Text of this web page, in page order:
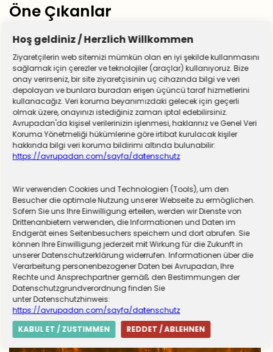
Öne Çıkanlar
Almanya zorunlu askerliğe hazırlanıyor! Sivil
hizmet için düğmeye basıldı
Hoş geldiniz / Herzlich Willkommen
Ziyaretçilerin web sitemizi mümkün olan en iyi şekilde kullanmasını
sağlamak için çerezler ve teknolojiler (araçlar) kullanıyoruz. Bize
onay verirseniz, bir site ziyaretçisinin uç cihazında bilgi ve veri
depolayan ve bunlara buradan erişen üçüncü taraf hizmetlerini
kullanacağız. Veri koruma beyanımızdaki gelecek için geçerli
olmak üzere, onayınızı istediğiniz zaman iptal edebilirsiniz.
Avrupadan'da kişisel verilerinizin işlenmesi, haklarınız ve Genel Veri
Koruma Yönetmeliği hükümlerine göre irtibat kurulacak kişiler
hakkında bilgi veri koruma bildirimi altında bulunabilir:
https://avrupadan.com/sayfa/datenschutz
Wir verwenden Cookies und Technologien (Tools), um den
Besucher die optimale Nutzung unserer Webseite zu ermöglichen.
Sofern Sie uns Ihre Einwilligung erteilen, werden wir Dienste von
Drittenanbietern verwenden, die Informationen und Daten im
Endgerät eines Seitenbesuchers speichern und dort abrufen. Sie
können Ihre Einwilligung jederzeit mit Wirkung für die Zukunft in
unserer Datenschutzerklärung widerrufen. Informationen über die
Verarbeitung personenbezogener Daten bei Avrupadan, Ihre
Rechte und Ansprechpartner gemäß den Bestimmungen der
Datenschutzgrundverordnung finden Sie
unter Datenschutzhinweis:
https://avrupadan.com/sayfa/datenschutz
KABUL ET / ZUSTIMMEN
REDDET / ABLEHNEN